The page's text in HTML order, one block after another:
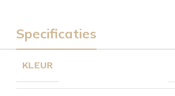
Specificaties
KLEUR